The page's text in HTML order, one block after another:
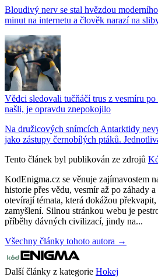
Bloudivý nerv se stal hvězdou
minut na internetu a člověk narazí na
Vědci sledovali tučňáčí trus z vesmíru
našli, je opravdu znepokojilo
Na družicových snímcích Antarktidy
jako zástupy černobílých ptáků.
Tento článek byl publikován ze zdrojů
KodEnigma.cz se věnuje zajímavostem
historie přes vědu, vesmír až po záhady
otevírají témata, která dokážou
zamyšlení. Silnou stránkou webu je
příběhy dávných civilizací, jindy na...
Všechny články tohoto autora →
Další články z kategorie Hokej